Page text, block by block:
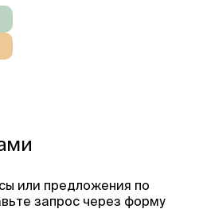
или предложения по
запрос через форму